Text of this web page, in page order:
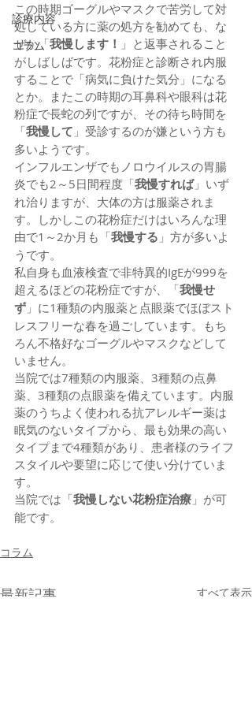
診療内容
コラム
この時期ゴーグルやマスクで苦労して対
処している方に薬の処方を勧めても、な
ぜか「我慢します！ 」と返事されること
がしばしばです。花粉症と診断され内服
することで「病気に負けた気分」になる
とか。またこの時期の耳鼻科や眼科は花
粉症で長蛇の列ですが、その待ち時間を
「我慢して 」受診するのが嫌という方も
多いようです。
インフルエンザでもノロウイルスの胃腸
炎でも2～5日間程度「我慢すれば」いず
れ治りますが、大体の方は服薬されま
す。しかしこの花粉症だけはいろんな理
由で1～2か月も「我慢する 」方が多いよ
うです。
私自身も血液検査で非特異的IgEが999を
超えるほどの花粉症ですが、「我慢せ
ず 」に1種類の内服薬と点眼薬でほぼスト
レスフリーな春を過ごしています。もち
ろん不格好なゴーグルやマスクなどして
いません。
当院では7種類の内服薬、3種類の点鼻
薬、3種類の点眼薬を備えています。内服
薬のうちよく使われる抗アレルギー薬は
眠気のないタイプから、最も効果の高い
タイプまで4種類があり、患者様のライフ
スタイルや要望に応じて使い分けていま
す。
当院では「我慢しない花粉症治療 」が可
能です。
コラム
最新記事 すべて表示